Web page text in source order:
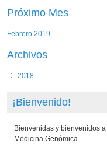
Próximo Mes
Febrero 2019
Archivos
2018
¡Bienvenido!
Bienvenidas y bienvenidos
Medicina Genómica.